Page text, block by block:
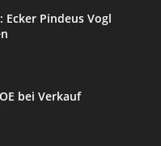
Ecker Pindeus Vogl
bei Verkauf